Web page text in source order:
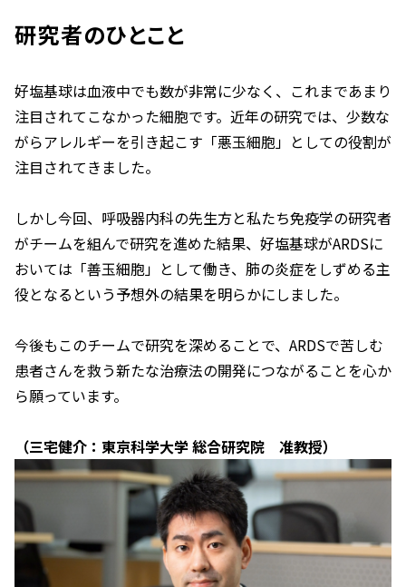
研究者のひとこと
好塩基球は血液中でも数が非常に少なく、これまであまり
注目されてこなかった細胞です。近年の研究では、少数な
がらアレルギーを引き起こす「悪玉細胞」としての役割が
注目されてきました。
しかし今回、呼吸器内科の先生方と私たち免疫学の研究者
がチームを組んで研究を進めた結果、好塩基球がARDSに
おいては「善玉細胞」として働き、肺の炎症をしずめる主
役となるという予想外の結果を明らかにしました。
今後もこのチームで研究を深めることで、ARDSで苦しむ
患者さんを救う新たな治療法の開発につながることを心か
ら願っています。
（三宅健介：東京科学大学 総合研究院 准教授）